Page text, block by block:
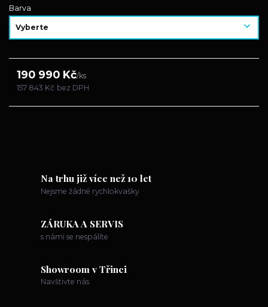
Barva
190 990 Kč/ks
157 843 Kč bez DPH
Na trhu již více než 10 let
Nejsme žádné rychlokvašky
ZÁRUKA A SERVIS
s námi se nespálíte
Showroom v Třinci
Navštivte nás